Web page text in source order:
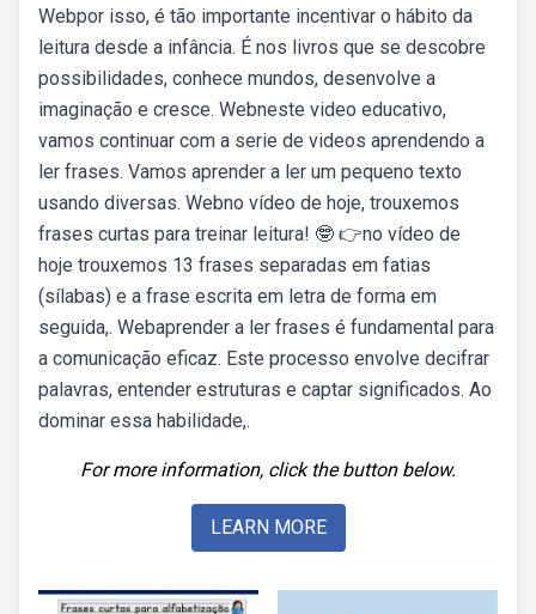
Webpor isso, é tão importante incentivar o hábito da
leitura desde a infância. É nos livros que se descobre
possibilidades, conhece mundos, desenvolve a
imaginação e cresce. Webneste video educativo,
vamos continuar com a serie de videos aprendendo a
ler frases. Vamos aprender a ler um pequeno texto
usando diversas. Webno vídeo de hoje, trouxemos
frases curtas para treinar leitura! 🤓 👉no vídeo de
hoje trouxemos 13 frases separadas em fatias
(sílabas) e a frase escrita em letra de forma em
seguida,. Webaprender a ler frases é fundamental para
a comunicação eficaz. Este processo envolve decifrar
palavras, entender estruturas e captar significados. Ao
dominar essa habilidade,.
For more information, click the button below.
LEARN MORE